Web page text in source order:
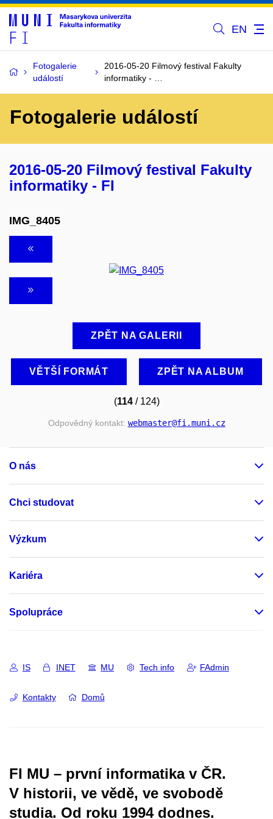
EN
Fotogalerie
událostí
2016-05-20 Filmový festival Fakulty
informatiky - …
Fotogalerie událostí
2016-05-20 Filmový festival Fakulty
informatiky - FI
IMG_8405
ZPĚT NA GALERII
VĚTŠÍ FORMÁT ZPĚT NA ALBUM
(114/ 124)
Odpovědný kontakt: webmaster@fi.muni.cz
O nás
Chci studovat
Výzkum
Kariéra
Spolupráce
IS INET MU Tech info FAdmin
Kontakty Domů
FI MU – první informatika v ČR.
V historii, ve vědě, ve svobodě
studia. Od roku 1994 dodnes.